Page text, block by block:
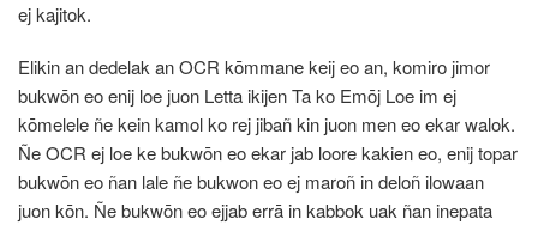
ej kajitok.
Elikin an dedelak an OCR kōmmane keij eo an, komiro jimor
bukwōn eo enij loe juon Letta ikijen Ta ko Emōj Loe im ej
kōmelele ñe kein kamol ko rej jibañ kin juon men eo ekar walok.
Ñe OCR ej loe ke bukwōn eo ekar jab loore kakien eo, enij topar
bukwōn eo ñan lale ñe bukwon eo ej maroñ in deloñ ilowaan
juon kōn. Ñe bukwōn eo ejjab errā in kabbok uak ñan inepata